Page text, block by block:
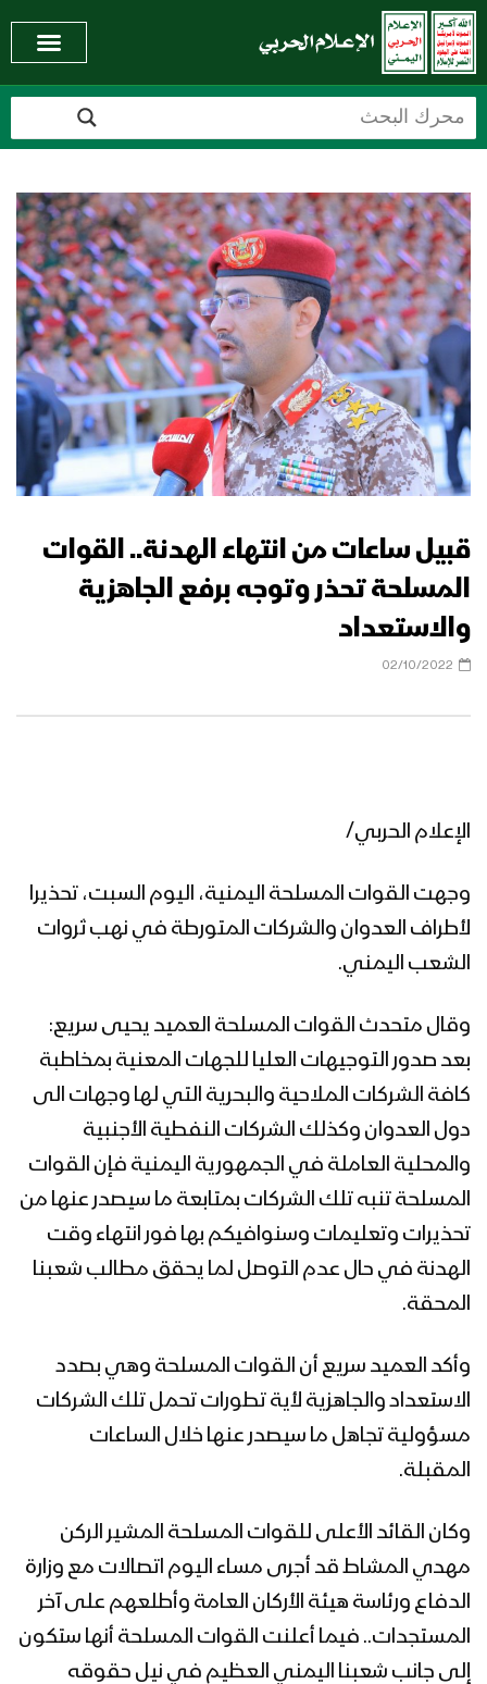
قبيل ساعات من انتهاء الهدنة.. القوات
المسلحة تحذر وتوجه برفع الجاهزية
والاستعداد
02/10/2022
الإعلام الحربي/
وجهت القوات المسلحة اليمنية، اليوم السبت، تحذيرا
لأطراف العدوان والشركات المتورطة في نهب ثروات
الشعب اليمني.
وقال متحدث القوات المسلحة العميد يحيى سريع:
بعد صدور التوجيهات العليا للجهات المعنية بمخاطبة
كافة الشركات الملاحية والبحرية التي لها وجهات الى
دول العدوان وكذلك الشركات النفطية الأجنبية
والمحلية العاملة في الجمهورية اليمنية فإن القوات
المسلحة تنبه تلك الشركات بمتابعة ما سيصدر عنها من
تحذيرات وتعليمات وسنوافيكم بها فور انتهاء وقت
الهدنة في حال عدم التوصل لما يحقق مطالب شعبنا
المحقة.
وأكد العميد سريع أن القوات المسلحة وهي بصدد
الاستعداد والجاهزية لأية تطورات تحمل تلك الشركات
مسؤولية تجاهل ما سيصدر عنها خلال الساعات
المقبلة.
وكان القائد الأعلى للقوات المسلحة المشير الركن
مهدي المشاط قد أجرى مساء اليوم اتصالات مع وزارة
الدفاع ورئاسة هيئة الأركان العامة وأطلعهم على آخر
المستجدات.. فيما أعلنت ‏القوات المسلحة أنها ستكون
إلى جانب شعبنا اليمني العظيم في نيل حقوقه